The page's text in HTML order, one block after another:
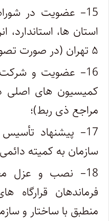
15– عضویت در
استان ها،
۵ تهران (در صورت تصویب مراجع ذی ربط)
16– عضویت و
کمیسیون های
مراجع ذی ربط)؛
17– پیشنهاد تأسیس
سازمان به کمیته
18– نصب و عزل
فرماندهان قرارگاه
منطبق با ساختار و